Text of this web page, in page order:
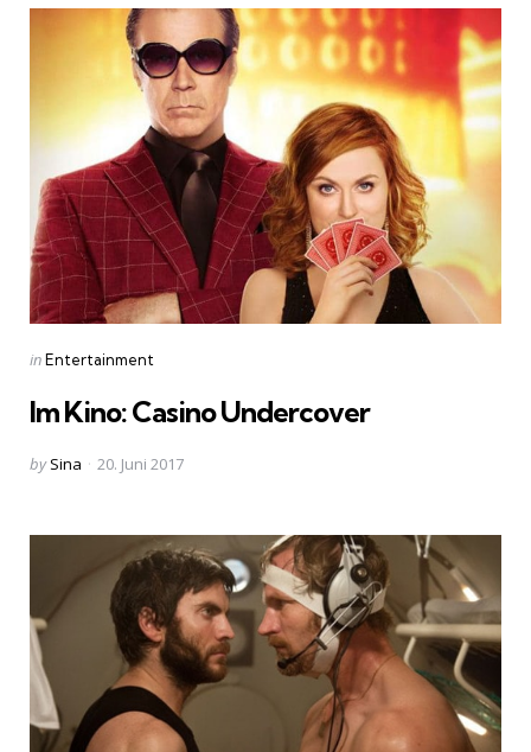
Categories
Posted
inEntertainment
Im Kino: Casino Undercover
Posted
by Sina 20. Juni 2017